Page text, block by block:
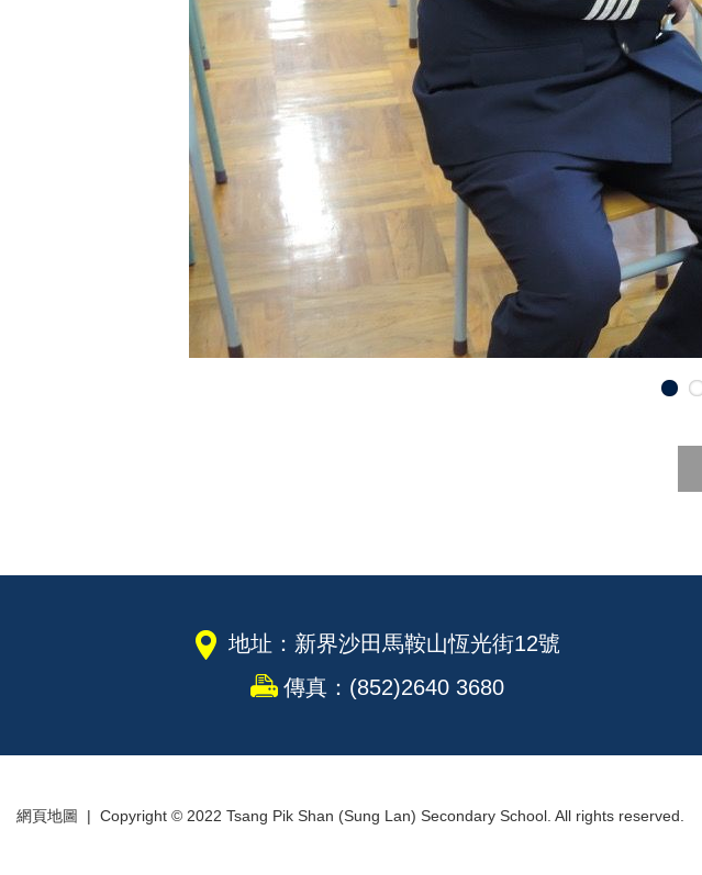
地址：新界沙田馬鞍山恆光街12號
傳真：(852)2640 3680
網頁地圖 | Copyright © 2022 Tsang Pik Shan (Sung Lan) Secondary School. All rights reserved.